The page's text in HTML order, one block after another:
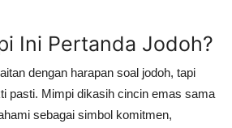
Ini Pertanda Jodoh?
dengan harapan soal jodoh, tapi
pasti. Mimpi dikasih cincin emas sama
sebagai simbol komitmen,